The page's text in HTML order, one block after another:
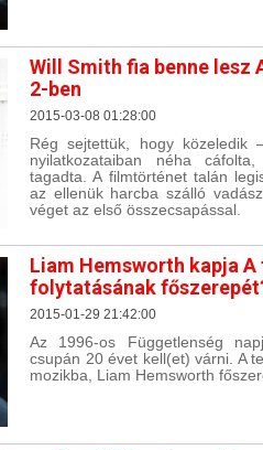
Will Smith fia benne lesz
2-ben
2015-03-08 01:28:00
Rég sejtettük, hogy közeledik
nyilatkozataiban néha
tagadta. A filmtörténet talán
az ellenük harcba szálló
véget az első összecsapással.
Liam Hemsworth kapja
folytatásának
2015-01-29 21:42:00
Az 1996-os Függetlenség
csupán 20 évet kell(et) várni. A
mozikba, Liam Hemsworth